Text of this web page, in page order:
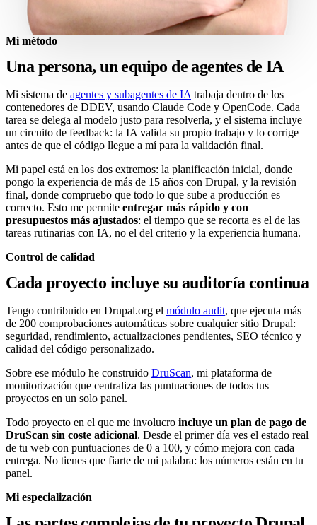
Mi método
Una persona, un equipo de agentes de IA
Mi sistema de agentes y subagentes de IA trabaja dentro de los
contenedores de DDEV, usando Claude Code y OpenCode. Cada
tarea se delega al modelo justo para resolverla, y el sistema incluye
un circuito de feedback: la IA valida su propio trabajo y lo corrige
antes de que el código llegue a mí para la validación final.
Mi papel está en los dos extremos: la planificación inicial, donde
pongo la experiencia de más de 15 años con Drupal, y la revisión
final, donde compruebo que todo lo que sube a producción es
correcto. Esto me permite entregar más rápido y con
presupuestos más ajustados: el tiempo que se recorta es el de las
tareas rutinarias con IA, no el del criterio y la experiencia humana.
Control de calidad
Cada proyecto incluye su auditoría continua
Tengo contribuido en Drupal.org el módulo audit, que ejecuta más
de 200 comprobaciones automáticas sobre cualquier sitio Drupal:
seguridad, rendimiento, actualizaciones pendientes, SEO técnico y
calidad del código personalizado.
Sobre ese módulo he construido DruScan, mi plataforma de
monitorización que centraliza las puntuaciones de todos tus
proyectos en un solo panel.
Todo proyecto en el que me involucro incluye un plan de pago de
DruScan sin coste adicional. Desde el primer día ves el estado real
de tu web con puntuaciones de 0 a 100, y cómo mejora con cada
entrega. No tienes que fiarte de mi palabra: los números están en tu
panel.
Mi especialización